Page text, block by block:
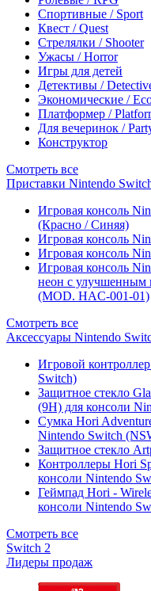
Спортивные / Sport
Квест / Quest
Стрелялки / Shooter
Ужасы / Horror
Игры для детей
Детективы /
Экономические /
Платформер /
Для вечеринок /
Конструктор
Смотреть все
Приставки Nintendo
Игровая консоль
(Красно / Синяя)
Игровая консоль
Игровая консоль
Игровая консоль
неон с улучшенным
(MOD. HAC-001-01)
Смотреть все
Аксессуары Nintendo
Игровой
Switch)
Защитное стекло
(9H) для консоли
Сумка Hori
Nintendo Switch
Защитное стекло
Контроллеры Hori
консоли Nintendo
Геймпад Hori -
консоли Nintendo
Смотреть все
Switch 2
Лидеры продаж